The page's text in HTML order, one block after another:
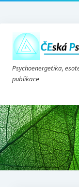
Psychoenergetika,
publikace
Psychoenergetika
O nás
O společnosti